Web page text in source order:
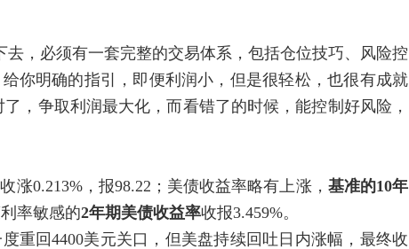
必须有一套完整的交易体系，包括仓位技巧、风险控
你明确的指引，即便利润小，但是很轻松，也很有成就
，争取利润最大化，而看错了的时候，能控制好风险，
涨0.213%，报98.22；美债收益率略有上涨， 基准的10年
率敏感的2年期美债收益率收报3.459%。
重回4400美元关口，但美盘持续回吐日内涨幅，最终收